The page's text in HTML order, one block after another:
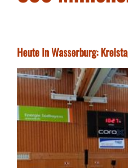
Heute in Wasserburg: